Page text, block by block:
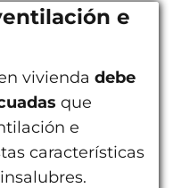
e
vivienda debe
que
e
características